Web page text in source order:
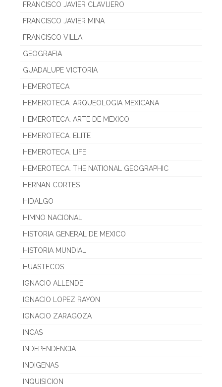
FRANCISCO JAVIER CLAVIJERO
FRANCISCO JAVIER MINA
FRANCISCO VILLA
GEOGRAFIA
GUADALUPE VICTORIA
HEMEROTECA
HEMEROTECA. ARQUEOLOGIA MEXICANA
HEMEROTECA. ARTE DE MEXICO
HEMEROTECA. ELITE
HEMEROTECA. LIFE
HEMEROTECA. THE NATIONAL GEOGRAPHIC
HERNAN CORTES
HIDALGO
HIMNO NACIONAL
HISTORIA GENERAL DE MEXICO
HISTORIA MUNDIAL
HUASTECOS
IGNACIO ALLENDE
IGNACIO LOPEZ RAYON
IGNACIO ZARAGOZA
INCAS
INDEPENDENCIA
INDIGENAS
INQUISICION